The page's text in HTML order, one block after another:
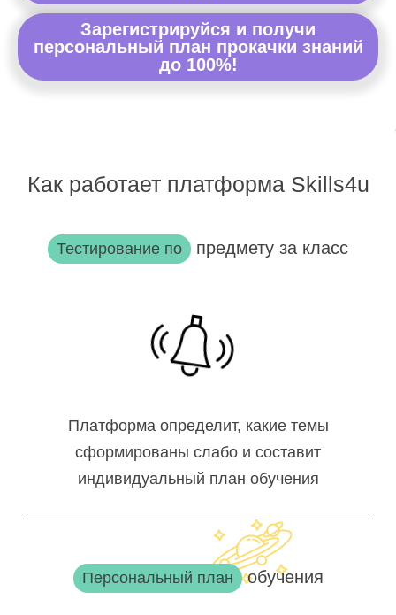
Зарегистрируйся и получи
персональный план прокачки знаний
до 100%!
Как работает платформа Skills4u
Тестирование по предмету за класс
Платформа определит, какие темы
сформированы слабо и составит
индивидуальный план обучения
Персональный план обучения